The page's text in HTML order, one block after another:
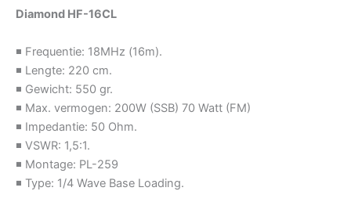
Diamond HF-16CL
◾ Frequentie: 18MHz (16m).
◾ Lengte: 220 cm.
◾ Gewicht: 550 gr.
◾ Max. vermogen: 200W (SSB) 70 Watt (FM)
◾ Impedantie: 50 Ohm.
◾ VSWR: 1,5:1.
◾ Montage: PL-259
◾ Type: 1/4 Wave Base Loading.